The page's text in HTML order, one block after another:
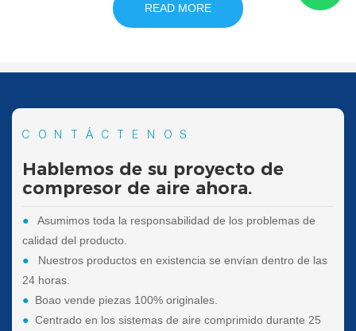
READ MORE
CONTÁCTENOS
Hablemos de su proyecto de
compresor de aire ahora.
●
Asumimos toda la responsabilidad de los problemas de
calidad del producto.
●
Nuestros productos en existencia se envían dentro de las
24 horas.
● Boao vende piezas 100% originales.
●Centrado en los sistemas de aire comprimido durante 25